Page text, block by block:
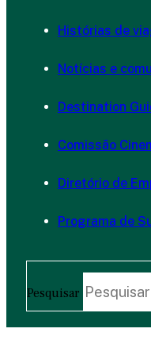
Histórias de
Notícias e
Destination
Comissão
Diretório de
Programa de
Pesquisar